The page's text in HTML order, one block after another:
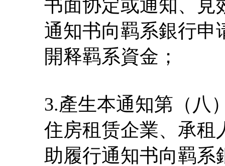
书面协定或通知、見
通知书向羁系銀行申
開释羁系資金；
3.產生本通知第（八
住房租赁企業、承租
助履行通知书向羁系